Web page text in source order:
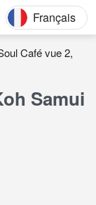
Français
Café vue 2,
Samui